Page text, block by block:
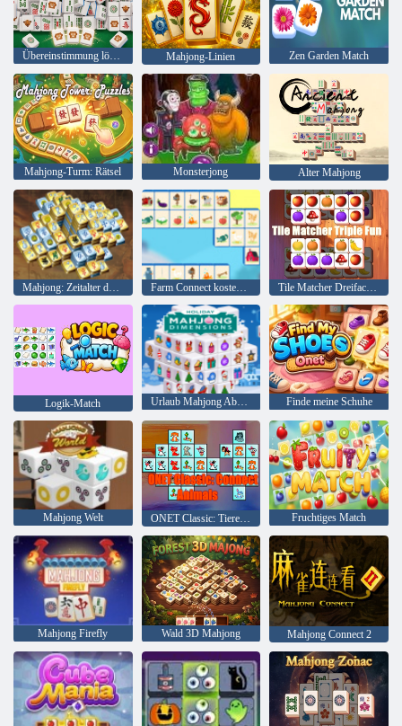
Übereinstimmung löschen Mahjong-Linien Zen Garden Match
Mahjong-Turm: Rätsel Monsterjong Alter Mahjong
Farm Connect kostenlos
Logik-Match Urlaub Mahjong Abmessungen Finde meine Schuhe
Mahjong Welt ONET Classic: Tiere verbinden Fruchtiges Match
Mahjong Firefly Wald 3D Mahjong Mahjong Connect 2